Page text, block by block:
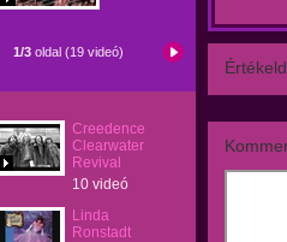
1/3 oldal (19 videó)
Creedence
Clearwater
Revival
10 videó
Linda
Ronstadt